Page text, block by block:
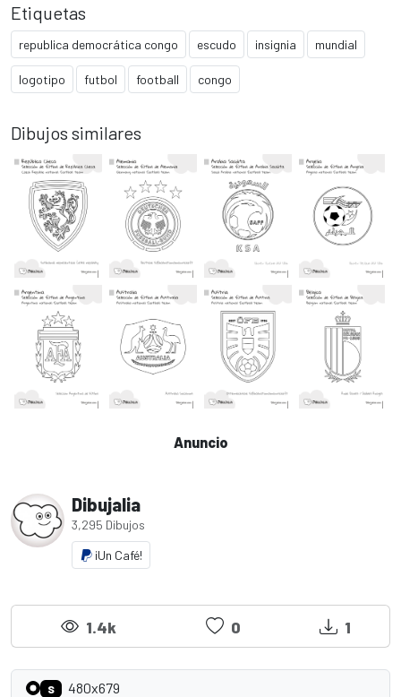
Etiquetas
republica democrática congo escudo insignia mundial
logotipo futbol football congo
Dibujos similares
Anuncio
Dibujalia
3,295 Dibujos
¡Un Café!
1.4k 0 1
S 480x679